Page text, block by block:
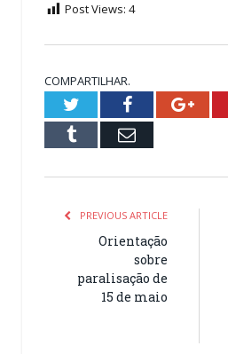
Post Views: 4
COMPARTILHAR.
TwitterFacebook
Tumblr Email
PREVIOUS ARTICLE
Orientação
sobre
paralisação de
15 de maio